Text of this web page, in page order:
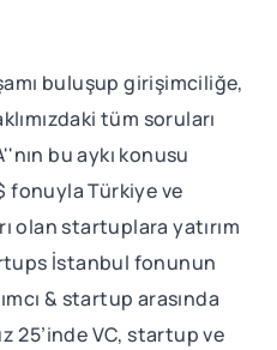
buluşup girişimciliğe,
tüm soruları
bu aykı konusu
fonuyla Türkiye ve
olan startuplara yatırım
İstanbul fonunun
& startup arasında
25’inde VC, startup ve